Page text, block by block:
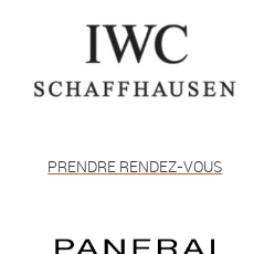
PRENDRE RENDEZ-VOUS